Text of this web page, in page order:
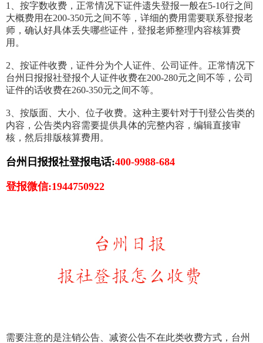
1、按字数收费，正常情况下证件遗失登报一般在5-10行之间
大概费用在200-350元之间不等，详细的费用需要联系登报老
师，确认好具体丢失哪些证件，登报老师整理内容核算费
用。
2、按证件收费，证件分为个人证件、公司证件。正常情况下
台州日报报社登报个人证件收费在200-280元之间不等，公司
证件的话收费在260-350元之间不等。
3、按版面、大小、位子收费。这种主要针对于刊登公告类的
内容，公告类内容需要提供具体的完整内容，编辑直接审
核，然后排版核算费用。
台州日报报社登报电话:400-9988-684
登报微信:1944750922
需要注意的是注销公告、减资公告不在此类收费方式，台州